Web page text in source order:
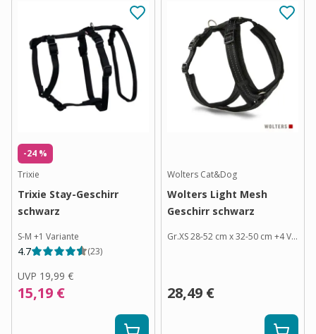
-24 %
Trixie
Trixie Stay-Geschirr
schwarz
S-M +1 Variante
4.7 (23)
UVP 19,99 €
15,19 €
Wolters Cat&Dog
Wolters Light Mesh
Geschirr schwarz
Gr.XS 28-52 cm x 32-50 cm +4Varianten
28,49 €